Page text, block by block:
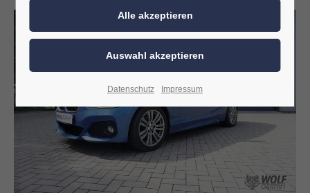
Datenschutz Impressum